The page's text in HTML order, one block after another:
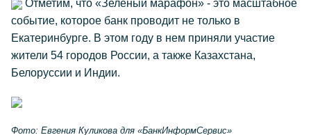
Отметим, что «Зеленый марафон» - это масштабное
событие, которое банк проводит не только в
Екатеринбурге. В этом году в нем приняли участие
жители 54 городов России, а также Казахстана,
Белоруссии и Индии.
Фото: Евгения Куликова для «БанкИнформСервис»